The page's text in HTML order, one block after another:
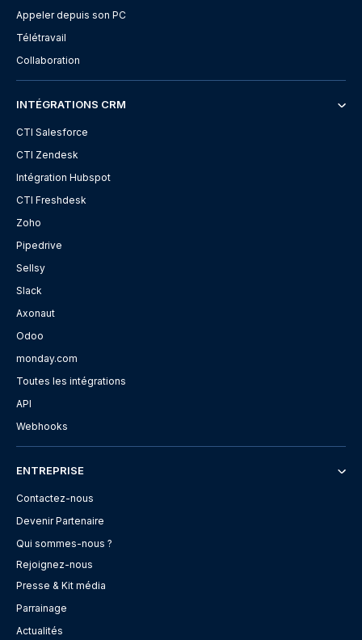
Appeler depuis son PC
Télétravail
Collaboration
INTÉGRATIONS CRM
CTI Salesforce
CTI Zendesk
Intégration Hubspot
CTI Freshdesk
Zoho
Pipedrive
Sellsy
Slack
Axonaut
Odoo
monday.com
Toutes les intégrations
API
Webhooks
ENTREPRISE
Contactez-nous
Devenir Partenaire
Qui sommes-nous ?
Rejoignez-nous
Presse & Kit média
Parrainage
Actualités